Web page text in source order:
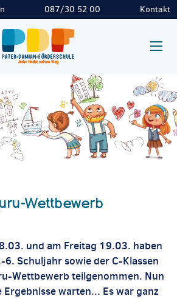
087/30 52 00 Kontakt
Wettbewerb
und am Freitag 19.03. haben
6. Schuljahr sowie der C-Klassen
Wettbewerb teilgenommen. Nun
Ergebnisse warten... Es war ganz